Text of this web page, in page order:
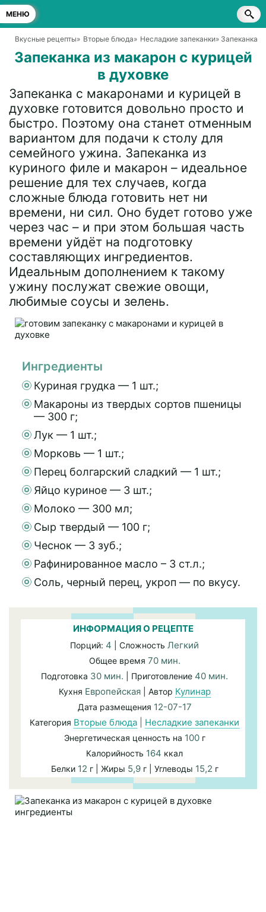
МЕНЮ
Вкусные рецепты» Вторые блюда» Несладкие запеканки» Запеканка
Запеканка из макарон с курицей
в духовке
Запеканка с макаронами и курицей в
духовке готовится довольно просто и
быстро. Поэтому она станет отменным
вариантом для подачи к столу для
семейного ужина. Запеканка из
куриного филе и макарон – идеальное
решение для тех случаев, когда
сложные блюда готовить нет ни
времени, ни сил. Оно будет готово уже
через час – и при этом большая часть
времени уйдёт на подготовку
составляющих ингредиентов.
Идеальным дополнением к такому
ужину послужат свежие овощи,
любимые соусы и зелень.
Ингредиенты
Куриная грудка — 1 шт.;
Макароны из твердых сортов пшеницы
— 300 г;
Лук — 1 шт.;
Морковь — 1 шт.;
Перец болгарский сладкий — 1 шт.;
Яйцо куриное — 3 шт.;
Молоко — 300 мл;
Сыр твердый — 100 г;
Чеснок — 3 зуб.;
Рафинированное масло – 3 ст.л.;
Соль, черный перец, укроп — по вкусу.
ИНФОРМАЦИЯ О РЕЦЕПТЕ
Порций: 4 | Сложность Легкий
Общее время 70 мин.
Подготовка 30 мин. | Приготовление 40 мин.
Кухня Европейская| Автор Кулинар
Дата размещения 12-07-17
Категория Вторые блюда Несладкие запеканки
Энергетическая ценность на 100г
Калорийность 164 ккал
Белки 12 г | Жиры 5,9г | Углеводы 15,2 г